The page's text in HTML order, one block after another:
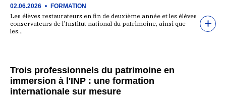
02.06.2026 FORMATION
Les élèves restaurateurs en fin de deuxième année et les élèves
conservateurs de l’Institut national du patrimoine, ainsi que
les…
Trois professionnels du patrimoine en
immersion à l'INP : une formation
internationale sur mesure